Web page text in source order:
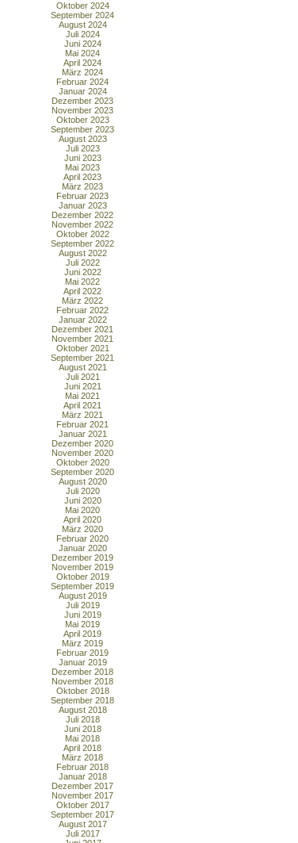
Oktober 2024
September 2024
August 2024
Juli 2024
Juni 2024
Mai 2024
April 2024
März 2024
Februar 2024
Januar 2024
Dezember 2023
November 2023
Oktober 2023
September 2023
August 2023
Juli 2023
Juni 2023
Mai 2023
April 2023
März 2023
Februar 2023
Januar 2023
Dezember 2022
November 2022
Oktober 2022
September 2022
August 2022
Juli 2022
Juni 2022
Mai 2022
April 2022
März 2022
Februar 2022
Januar 2022
Dezember 2021
November 2021
Oktober 2021
September 2021
August 2021
Juli 2021
Juni 2021
Mai 2021
April 2021
März 2021
Februar 2021
Januar 2021
Dezember 2020
November 2020
Oktober 2020
September 2020
August 2020
Juli 2020
Juni 2020
Mai 2020
April 2020
März 2020
Februar 2020
Januar 2020
Dezember 2019
November 2019
Oktober 2019
September 2019
August 2019
Juli 2019
Juni 2019
Mai 2019
April 2019
März 2019
Februar 2019
Januar 2019
Dezember 2018
November 2018
Oktober 2018
September 2018
August 2018
Juli 2018
Juni 2018
Mai 2018
April 2018
März 2018
Februar 2018
Januar 2018
Dezember 2017
November 2017
Oktober 2017
September 2017
August 2017
Juli 2017